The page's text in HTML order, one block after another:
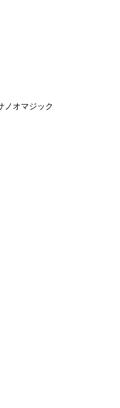
ノオマジック